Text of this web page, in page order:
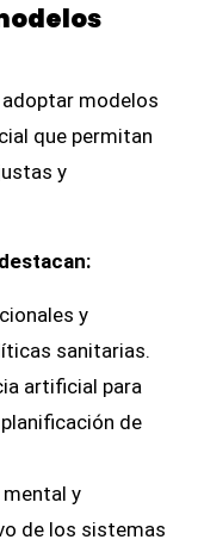
modelos
que permitan
y
y
sanitarias.
artificial para
de
y
de los sistemas